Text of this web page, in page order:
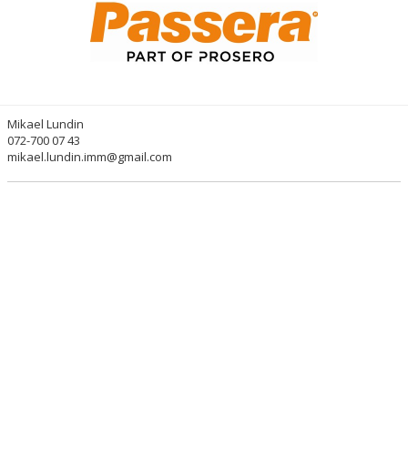
BILDGALLERI
DOKUMENT
Mikael Lundin
072-700 07 43
mikael.lundin.imm@gmail.com